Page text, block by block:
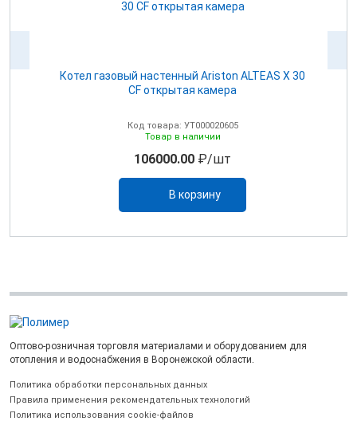
Котел газовый настенный Ariston ALTEAS Х 30
CF открытая камера
Код товара: УТ000020605
Товар в наличии
106000.00 ₽/шт
В корзину
Оптово-розничная торговля материалами и оборудованием для
отопления и водоснабжения в Воронежской области.
Политика обработки персональных данных
Правила применения рекомендательных технологий
Политика использования cookie-файлов